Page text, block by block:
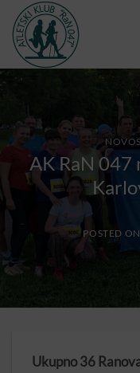
AK RaN 047
POSTED ON
Ukupno 36